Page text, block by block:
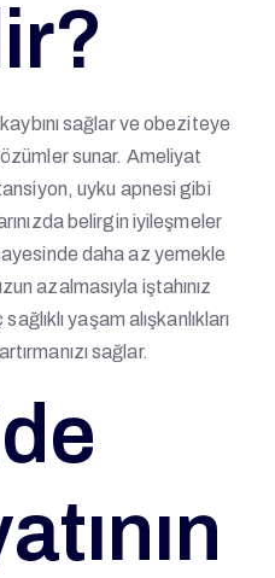
sağlar ve obeziteye
sunar. Ameliyat
uyku apnesi gibi
belirgin iyileşmeler
daha az yemekle
azalmasıyla iştahınız
yaşam alışkanlıkları
sağlar.